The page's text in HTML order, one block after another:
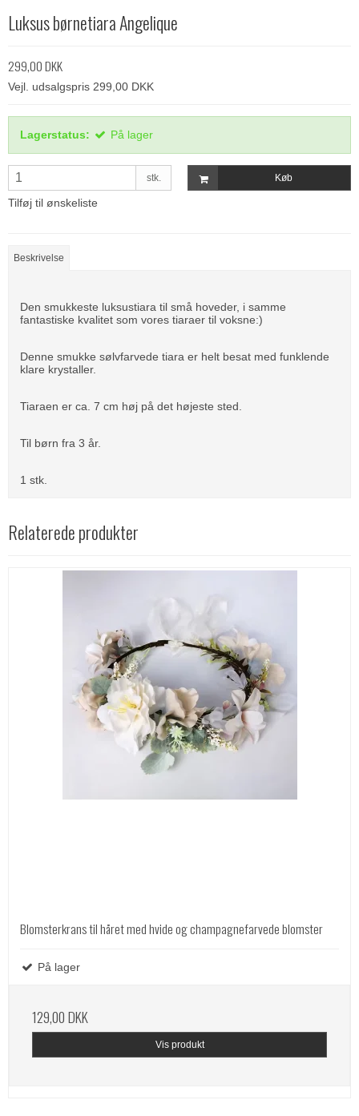
Luksus børnetiara Angelique
299,00 DKK
Vejl. udsalgspris 299,00 DKK
Lagerstatus: På lager
stk. Køb
Tilføj til ønskeliste
Beskrivelse
Den smukkeste luksustiara til små hoveder, i samme
fantastiske kvalitet som vores tiaraer til voksne:)
Denne smukke sølvfarvede tiara er helt besat med funklende
klare krystaller.
Tiaraen er ca. 7 cm høj på det højeste sted.
Til børn fra 3 år.
1 stk.
Relaterede produkter
Blomsterkrans til håret med hvide og champagnefarvede blomster
På lager
129,00 DKK
Vis produkt